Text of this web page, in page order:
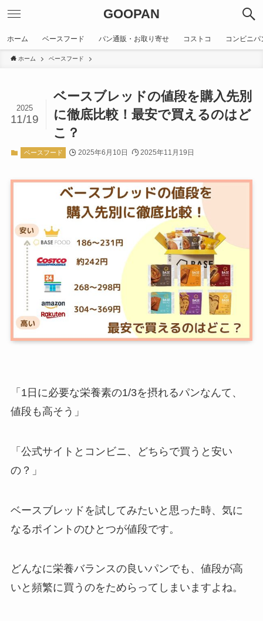
GOOPAN
ホーム ベースフード パン通販・お取り寄せ コストコ コンビニパ
ホーム ベースフード
ベースブレッドの値段を購入先別
に徹底比較！最安で買えるのはど
こ？
2025
11/19
ベースフード 2025年6月10日 2025年11月19日
「1日に必要な栄養素の1/3を摂れるパンなんて、
値段も高そう」
「公式サイトとコンビニ、どちらで買うと安い
の？」
ベースブレッドを試してみたいと思った時、気に
なるポイントのひとつが値段です。
どんなに栄養バランスの良いパンでも、値段が高
いと頻繁に買うのをためらってしまいますよね。